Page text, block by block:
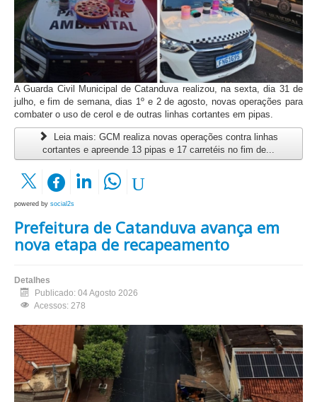
A Guarda Civil Municipal de Catanduva realizou, na sexta, dia 31 de
julho, e fim de semana, dias 1º e 2 de agosto, novas operações para
combater o uso de cerol e de outras linhas cortantes em pipas.
Leia mais: GCM realiza novas operações contra linhas
cortantes e apreende 13 pipas e 17 carretéis no fim de...
powered by social2s
Prefeitura de Catanduva avança em
nova etapa de recapeamento
Detalhes
Publicado: 04 Agosto 2026
Acessos: 278